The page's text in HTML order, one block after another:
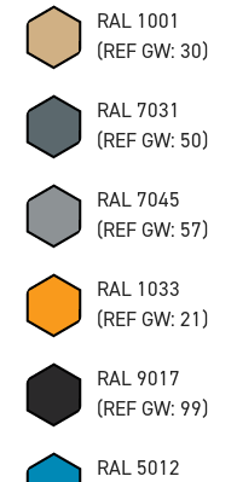
RAL 1001
(REF GW: 30)
RAL 7031
(REF GW: 50)
RAL 7045
(REF GW: 57)
RAL 1033
(REF GW: 21)
RAL 9017
(REF GW: 99)
RAL 5012